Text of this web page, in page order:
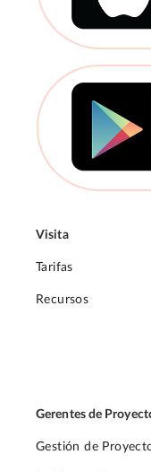
Visita
Tarifas
Recursos
Gerentes de
Gestión de